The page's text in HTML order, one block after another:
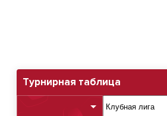
Одинцово (манеж)
Турнирная таблица